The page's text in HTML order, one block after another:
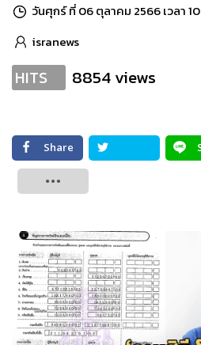
วันศุกร์ ที่ 06 ตุลาคม 2566 เวลา
isranews
HITS 8854 views
Share